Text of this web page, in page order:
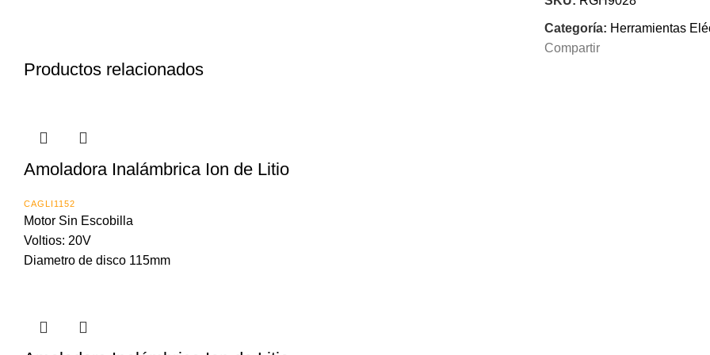
Categoría: Herramientas
Compartir
Productos relacionados
Amoladora Inalámbrica Ion de Litio
CAGLI1152
Motor Sin Escobilla
Voltios: 20V
Diametro de disco 115mm